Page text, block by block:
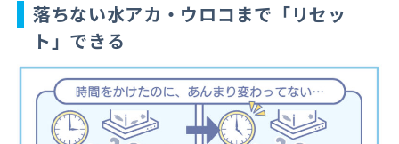
落ちない水アカ・ウロコまで「リセッ
ト」できる